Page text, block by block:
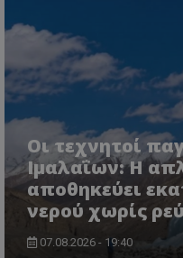
Οι τεχνητοί
Ιμαλαΐων: Η
αποθηκεύει
νερού χωρίς
07.08.2026 - 19:40